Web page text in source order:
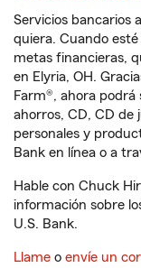
Servicios bancarios
quiera. Cuando
metas financieras,
en Elyria, OH.
Farm®, ahora
ahorros, CD, CD de
personales y
Bank en línea o a
Hable con Chuck
información sobre
U.S. Bank.
Llame o envíe un